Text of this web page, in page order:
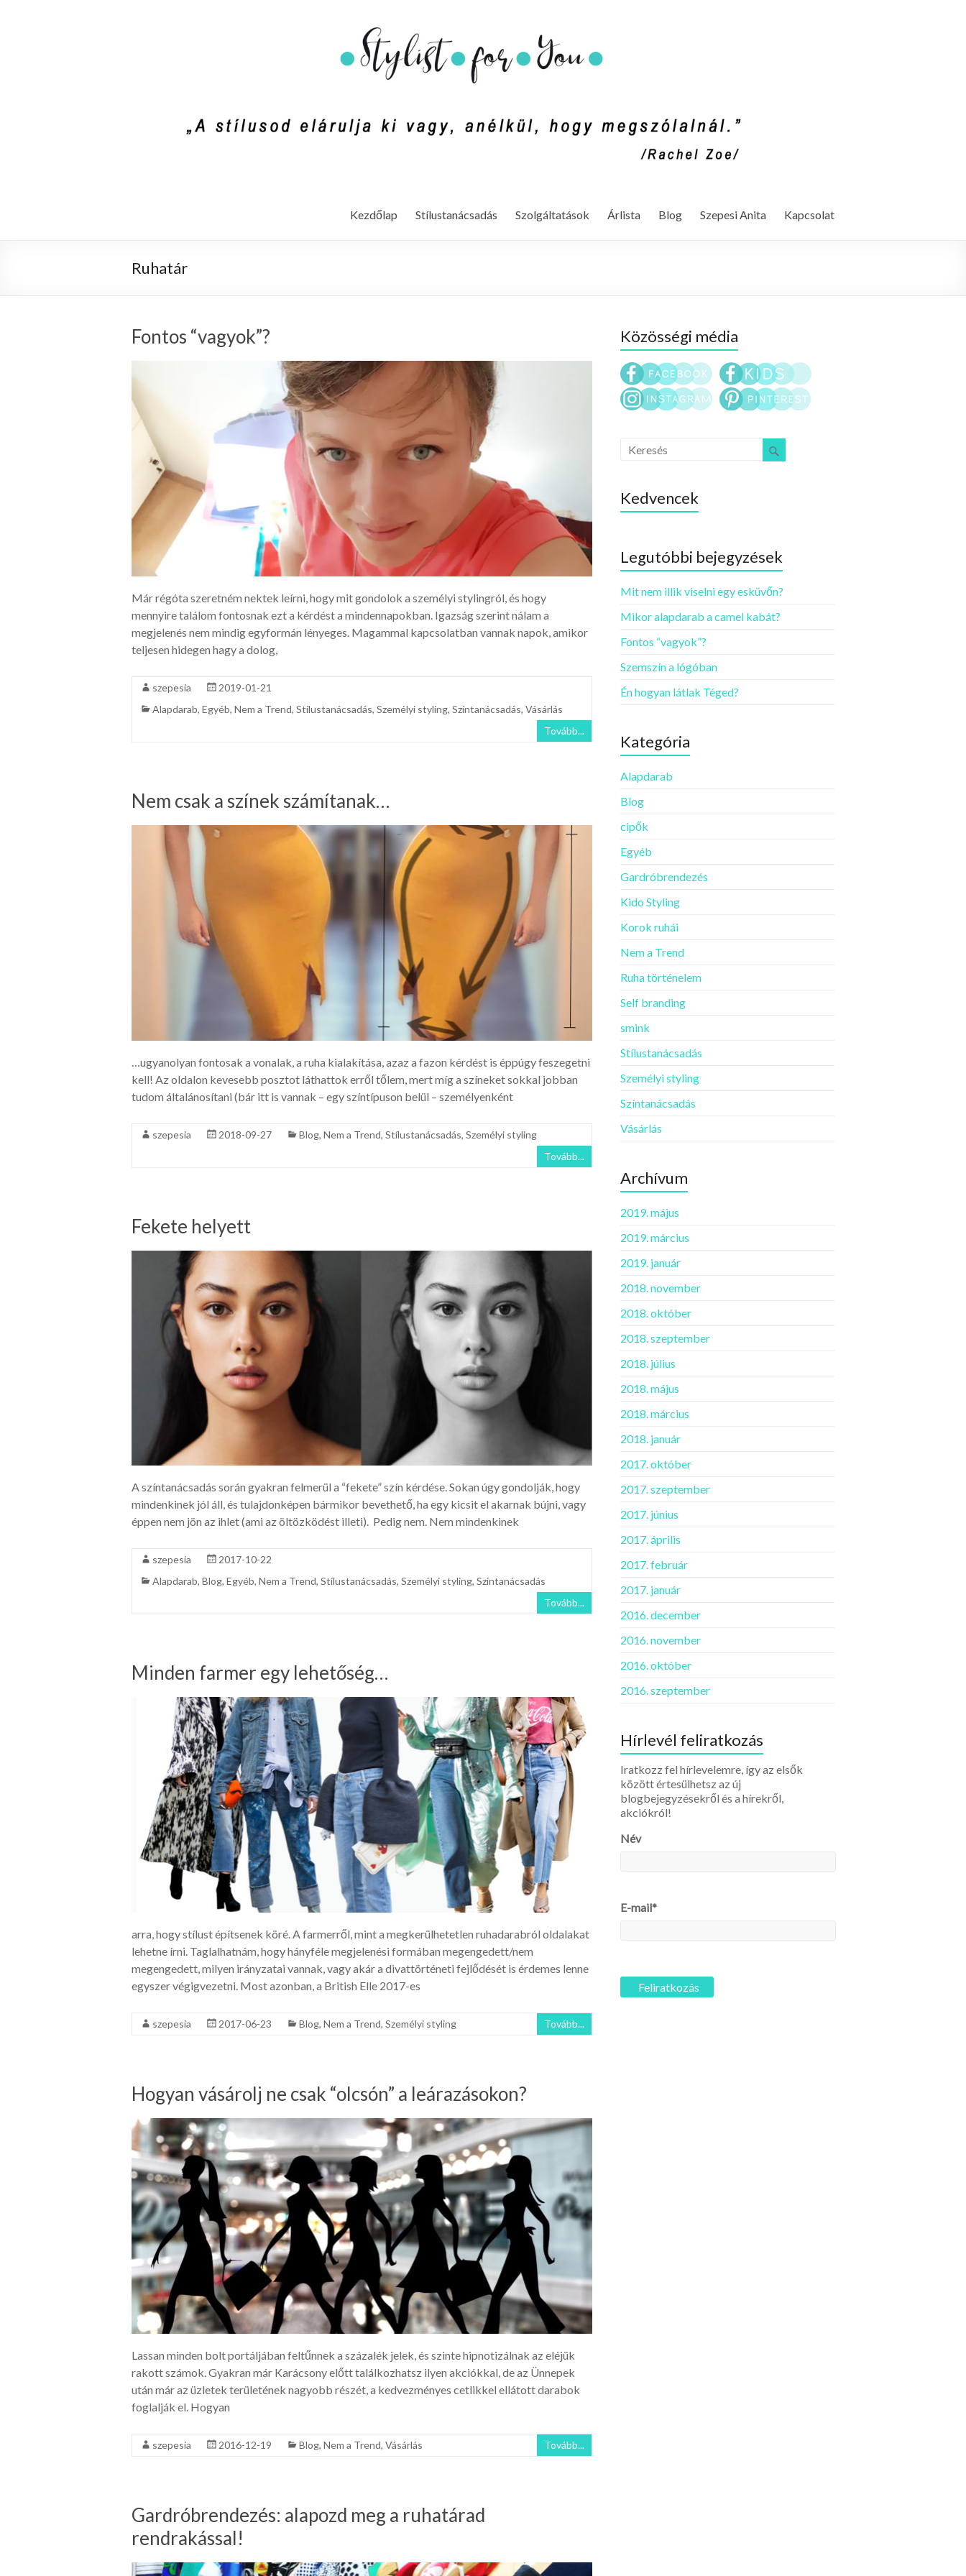
Kezdőlap
Stílustanácsadás Szolgáltatások Árlista Blog Szepesi Anita Kapcsolat
Ruhatár
Fontos “vagyok”?
Már régóta szeretném nektek leírni, hogy mit gondolok a személyi stylingról, és hogy
mennyire találom fontosnak ezt a kérdést a mindennapokban. Igazság szerint nálam a
megjelenés nem mindig egyformán lényeges. Magammal kapcsolatban vannak napok, amikor
teljesen hidegen hagy a dolog,
szepesia
2019-01-21
Alapdarab, Egyéb, Nem a Trend, Stílustanácsadás, Személyi styling, Színtanácsadás, Vásárlás
Tovább...
Nem csak a színek számítanak…
…ugyanolyan fontosak a vonalak, a ruha kialakítása, azaz a fazon kérdést is éppúgy feszegetni
kell! Az oldalon kevesebb posztot láthattok erről tőlem, mert míg a színeket sokkal jobban
tudom általánosítani (bár itt is vannak – egy színtípuson belül – személyenként
szepesia 2018-09-27 Blog, Nem a Trend, Stílustanácsadás, Személyi styling
Tovább...
Fekete helyett
A színtanácsadás során gyakran felmerül a “fekete” szín kérdése. Sokan úgy gondolják, hogy
mindenkinek jól áll, és tulajdonképen bármikor bevethető, ha egy kicsit el akarnak bújni, vagy
éppen nem jön az ihlet (ami az öltözködést illeti). Pedig nem. Nem mindenkinek
szepesia
2017-10-22
Alapdarab, Blog, Egyéb, Nem a Trend, Stílustanácsadás, Személyi styling, Színtanácsadás
Tovább...
Minden farmer egy lehetőség…
arra, hogy stílust építsenek köré. A farmerről, mint a megkerülhetetlen ruhadarabról oldalakat
lehetne írni. Taglalhatnám, hogy hányféle megjelenési formában megengedett/nem
megengedett, milyen irányzatai vannak, vagy akár a divattörténeti fejlődését is érdemes lenne
egyszer végigvezetni. Most azonban, a British Elle 2017-es
szepesia 2017-06-23 Blog, Nem a Trend, Személyi styling Tovább...
Hogyan vásárolj ne csak “olcsón” a leárazásokon?
Lassan minden bolt portáljában feltűnnek a százalék jelek, és szinte hipnotizálnak az eléjük
rakott számok. Gyakran már Karácsony előtt találkozhatsz ilyen akciókkal, de az Ünnepek
után már az üzletek területének nagyobb részét, a kedvezményes cetlikkel ellátott darabok
foglalják el. Hogyan
szepesia 2016-12-19 Blog, Nem a Trend, Vásárlás Tovább...
Gardróbrendezés: alapozd meg a ruhatárad
rendrakással!
Közösségi média
Kedvencek
Legutóbbi bejegyzések
Mit nem illik viselni egy esküvőn?
Mikor alapdarab a camel kabát?
Fontos “vagyok”?
Szemszín a lógóban
Én hogyan látlak Téged?
Kategória
Alapdarab
Blog
cipők
Egyéb
Gardróbrendezés
Kido Styling
Korok ruhái
Nem a Trend
Ruha történelem
Self branding
smink
Stílustanácsadás
Személyi styling
Színtanácsadás
Vásárlás
Archívum
2019. május
2019. március
2019. január
2018. november
2018. október
2018. szeptember
2018. július
2018. május
2018. március
2018. január
2017. október
2017. szeptember
2017. június
2017. április
2017. február
2017. január
2016. december
2016. november
2016. október
2016. szeptember
Hírlevél feliratkozás
Iratkozz fel hírlevelemre, így az elsők
között értesülhetsz az új
blogbejegyzésekről és a hírekről,
akciókról!
Név
E-mail*